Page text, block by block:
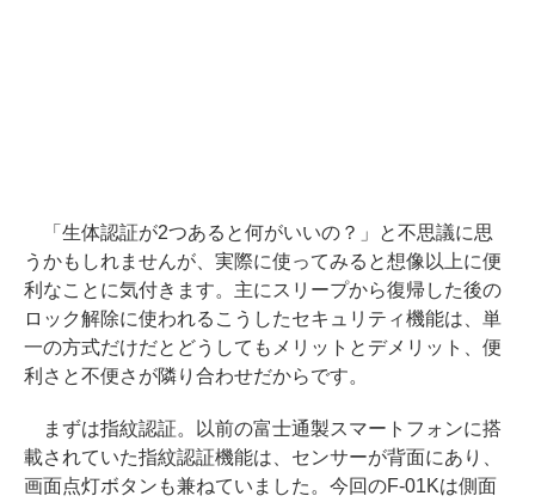
「生体認証が2つあると何がいいの？」と不思議に思
うかもしれませんが、実際に使ってみると想像以上に便
利なことに気付きます。主にスリープから復帰した後の
ロック解除に使われるこうしたセキュリティ機能は、単
一の方式だけだとどうしてもメリットとデメリット、便
利さと不便さが隣り合わせだからです。
まずは指紋認証。以前の富士通製スマートフォンに搭
載されていた指紋認証機能は、センサーが背面にあり、
画面点灯ボタンも兼ねていました。今回のF-01Kは側面